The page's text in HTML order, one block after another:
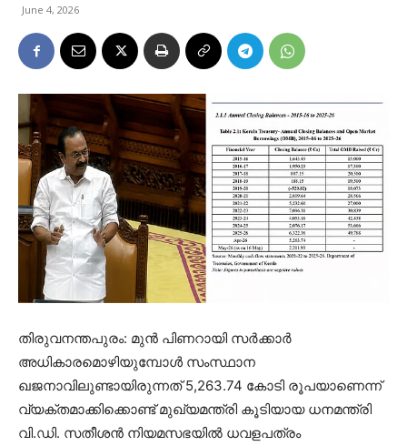
June 4, 2026
തിരുവനന്തപുരം: മുൻ പിണറായി സർക്കാർ
അധികാരമൊഴിയുമ്പോൾ സംസ്ഥാന
ഖജനാവിലുണ്ടായിരുന്നത് 5,263.74 കോടി രൂപയാണെന്ന്
വ്യക്തമാക്കിക്കൊണ്ട് മുഖ്യമന്ത്രി കൂടിയായ ധനമന്ത്രി
വി.ഡി. സതീശൻ നിയമസഭയിൽ ധവളപത്രം